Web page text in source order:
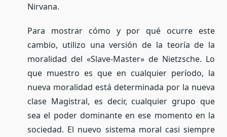
Nirvana.
Para mostrar cómo y por qué ocurre este
cambio, utilizo una versión de la teoría de la
moralidad del «Slave-Master» de Nietzsche. Lo
que muestro es que en cualquier período, la
nueva moralidad está determinada por la nueva
clase Magistral, es decir, cualquier grupo que
sea el poder dominante en ese momento en la
sociedad. El nuevo sistema moral casi siempre